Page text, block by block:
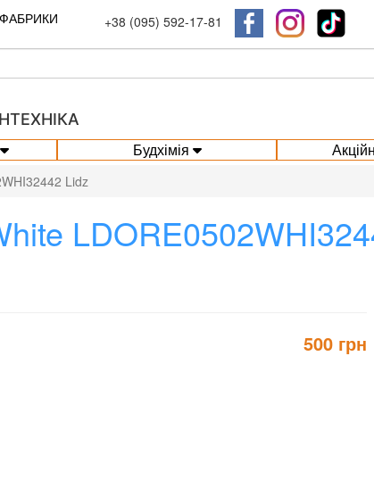
ФАБРИКИ +38 (095) 592-17-81
Будхімія
Lidz
500 грн